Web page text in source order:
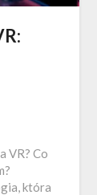
VR? Co
która